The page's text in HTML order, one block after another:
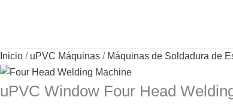
Inicio / uPVC Máquinas / Máquinas de Soldadura de
uPVC Window Four Head